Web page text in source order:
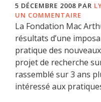
5 DÉCEMBRE 2008 PAR
UN COMMENTAIRE
La Fondation Mac
résultats d’une
pratique des
projet de recherche
rassemblé sur 3 ans
intéressé aux